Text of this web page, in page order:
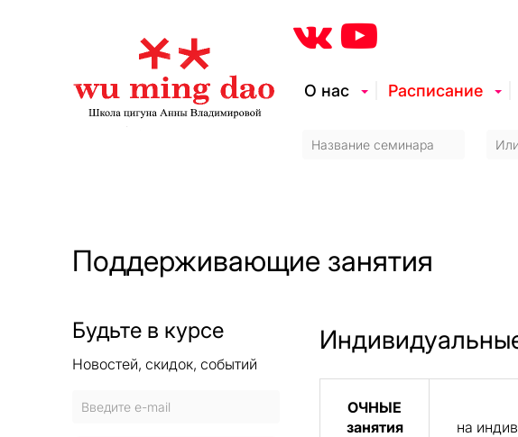
О нас Расписание
Поддерживающие занятия
Будьте в курсе
Новостей, скидок, событий
ОЧНЫЕ
занятия
на